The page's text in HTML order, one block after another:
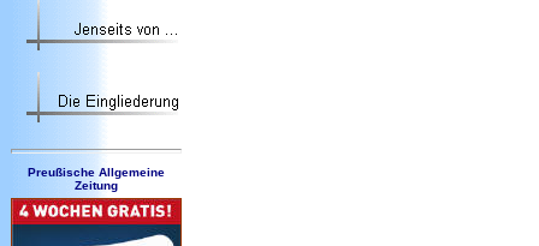
Preußische Allgemeine
Zeitung